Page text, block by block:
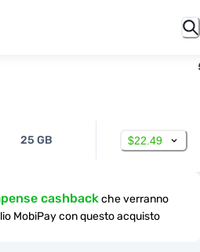
25 GB $22.49
cashbackche verranno
MobiPay con questo acquisto